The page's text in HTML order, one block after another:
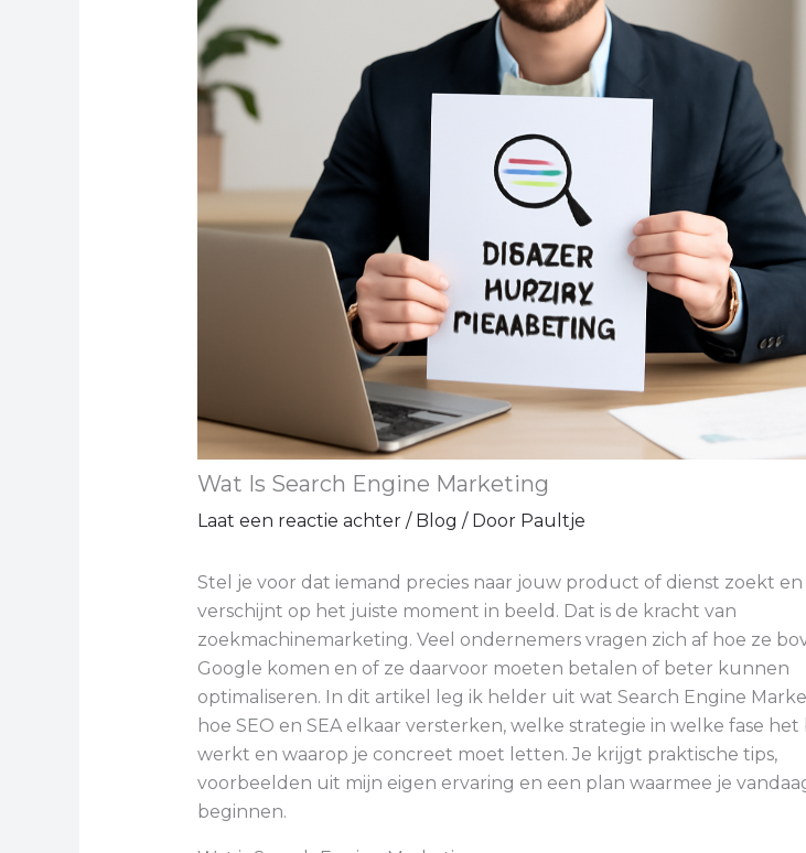
Wat Is Search Engine Marketing
Laat een reactie achter / Blog / Door Paultje
Stel je voor dat iemand precies naar jouw product of dienst zoekt en
verschijnt op het juiste moment in beeld. Dat is de kracht van
zoekmachinemarketing. Veel ondernemers vragen zich af hoe ze
Google komen en of ze daarvoor moeten betalen of beter kunnen
optimaliseren. In dit artikel leg ik helder uit wat Search Engine
hoe SEO en SEA elkaar versterken, welke strategie in welke fase het
werkt en waarop je concreet moet letten. Je krijgt praktische tips,
voorbeelden uit mijn eigen ervaring en een plan waarmee je
beginnen.